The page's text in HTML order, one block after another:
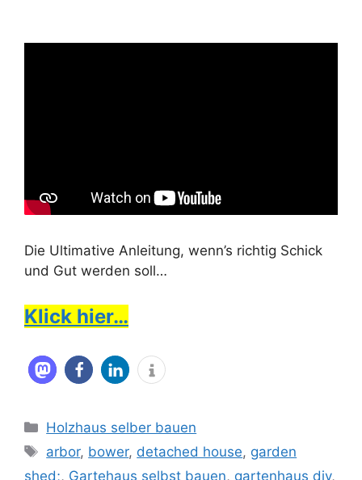
Die Ultimative Anleitung, wenn’s richtig Schick
und Gut werden soll…
Klick hier…
Kategorien
Holzhaus selber bauen
Schlagwörter
arbor, bower, detached house, garden
shed;, Gartehaus selbst bauen, gartenhaus diy,